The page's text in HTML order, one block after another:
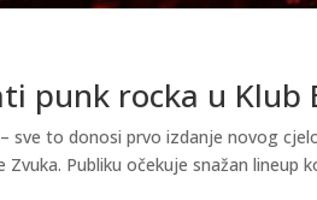
punk rocka u Klub
to donosi prvo izdanje novog
Publiku očekuje snažan lineup